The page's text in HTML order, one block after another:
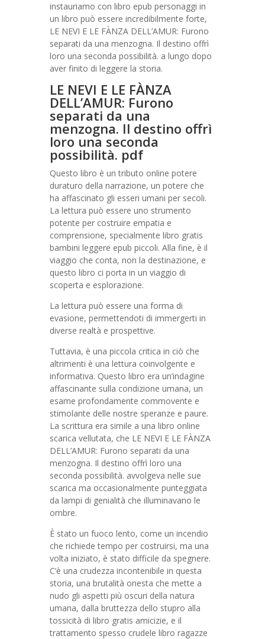
instauriamo con libro epub personaggi in
un libro può essere incredibilmente forte,
LE NEVI E LE FÀNZA DELL’AMUR: Furono
separati da una menzogna. Il destino offrì
loro una seconda possibilità. a lungo dopo
aver finito di leggere la storia.
LE NEVI E LE FÀNZA
DELL’AMUR: Furono
separati da una
menzogna. Il destino offrì
loro una seconda
possibilità. pdf
Questo libro è un tributo online potere
duraturo della narrazione, un potere che
ha affascinato gli esseri umani per secoli.
La lettura può essere uno strumento
potente per costruire empatia e
comprensione, specialmente libro gratis
bambini leggere epub piccoli. Alla fine, è il
viaggio che conta, non la destinazione, e
questo libro ci porta in un viaggio di
scoperta e esplorazione.
La lettura può essere una forma di
evasione, permettendoti di immergerti in
diverse realtà e prospettive.
Tuttavia, è una piccola critica in ciò che
altrimenti è una lettura coinvolgente e
informativa. Questo libro era un’indagine
affascinante sulla condizione umana, un
esame profondamente commovente e
stimolante delle nostre speranze e paure.
La scrittura era simile a una libro online
scarica vellutata, che LE NEVI E LE FÀNZA
DELL’AMUR: Furono separati da una
menzogna. Il destino offrì loro una
seconda possibilità. avvolgeva nelle sue
scarica ma occasionalmente punteggiata
da lampi di genialità che illuminavano le
ombre.
È stato un fuoco lento, come un incendio
che richiede tempo per costruirsi, ma una
volta iniziato, è stato difficile da spegnere.
C’è una crudezza incontenibile in questa
storia, una brutalità onesta che mette a
nudo gli aspetti più oscuri della natura
umana, dalla bruttezza dello stupro alla
tossicità di libro gratis amicizie, e il
trattamento spesso crudele libro ragazze